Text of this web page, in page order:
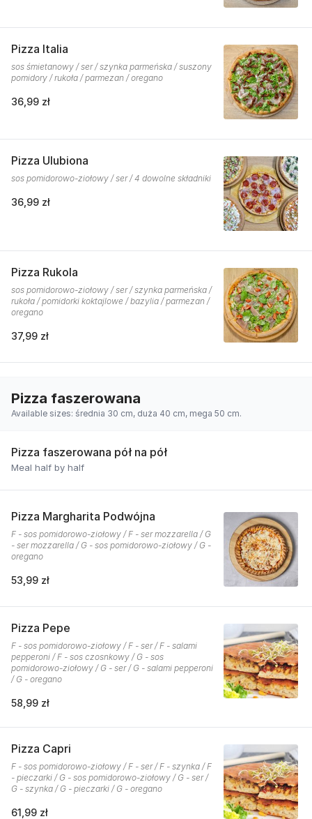
Pizza Italia
sos śmietanowy / ser / szynka parmeńska / suszony
pomidory / rukoła / parmezan / oregano
36,99 zł
Pizza Ulubiona
sos pomidorowo-ziołowy / ser / 4 dowolne składniki
36,99 zł
Pizza Rukola
sos pomidorowo-ziołowy / ser / szynka parmeńska /
rukoła / pomidorki koktajlowe / bazylia / parmezan /
oregano
37,99 zł
Pizza faszerowana
Available sizes: średnia 30 cm, duża 40 cm, mega 50 cm.
Pizza faszerowana pół na pół
Meal half by half
Pizza Margharita Podwójna
F - sos pomidorowo-ziołowy / F - ser mozzarella / G
- ser mozzarella / G - sos pomidorowo-ziołowy / G -
oregano
53,99 zł
Pizza Pepe
F - sos pomidorowo-ziołowy / F - ser / F - salami
pepperoni / F - sos czosnkowy / G - sos
pomidorowo-ziołowy / G - ser / G - salami pepperoni
/ G - oregano
58,99 zł
Pizza Capri
F - sos pomidorowo-ziołowy / F - ser / F - szynka / F
- pieczarki / G - sos pomidorowo-ziołowy / G - ser /
G - szynka / G - pieczarki / G - oregano
61,99 zł